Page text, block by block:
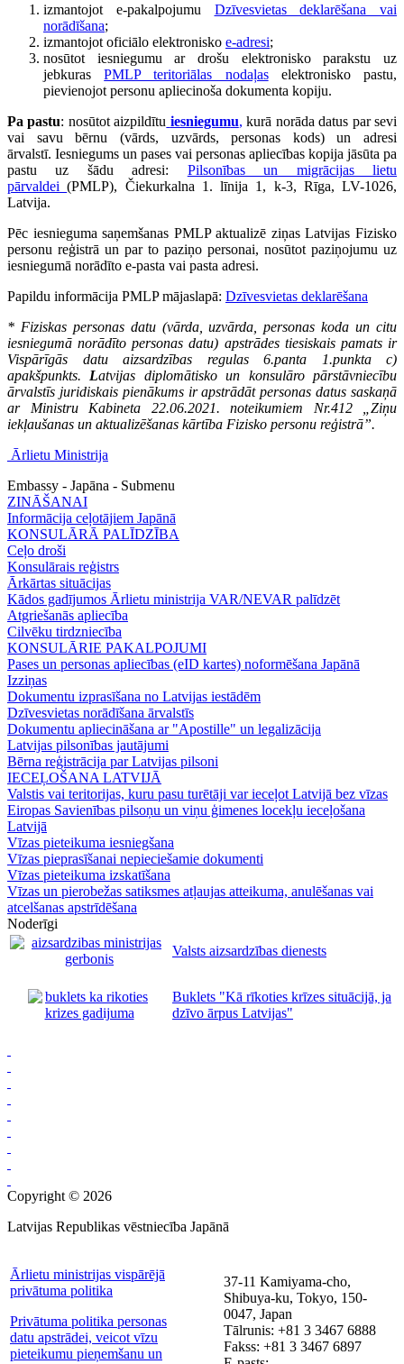
izmantojot e-pakalpojumu Dzīvesvietas deklarēšana vai
norādīšana;
izmantojot oficiālo elektronisko e-adresi;
nosūtot iesniegumu ar drošu elektronisko parakstu uz
jebkurasPMLP teritoriālas nodaļaselektronisko pastu,
pievienojot personu apliecinoša dokumenta kopiju.
Pa pastu: nosūtot aizpildītu iesniegumu, kurā norāda datus par sevi
vai savu bērnu (vārds, uzvārds, personas kods) un adresi
ārvalstī. Iesniegums un pases vai personas apliecības kopija jāsūta pa
pastu uz šādu adresi:
Pilsonības un migrācijas lietu
pārvaldei(PMLP), Čiekurkalna 1. līnija 1, k-3, Rīga, LV-1026,
Latvija.
Pēc iesnieguma saņemšanas PMLP aktualizē ziņas Latvijas Fizisko
personu reģistrā un par to paziņo personai, nosūtot paziņojumu uz
iesniegumā norādīto e-pasta vai pasta adresi.
Papildu informācija PMLP mājaslapā: Dzīvesvietas deklarēšana
* Fiziskas personas datu (vārda, uzvārda, personas koda un citu
iesniegumā norādīto personas datu) apstrādes tiesiskais pamats ir
Vispārīgās datu aizsardzības regulas 6.panta 1.punkta c)
apakšpunkts. Latvijas diplomātisko un konsulāro pārstāvniecību
ārvalstīs juridiskais pienākums ir apstrādāt personas datus saskaņā
ar Ministru Kabineta 22.06.2021. noteikumiem Nr.412 „Ziņu
iekļaušanas un aktualizēšanas kārtība Fizisko personu reģistrā”.
Ārlietu Ministrija
Embassy - Japāna - Submenu
ZINĀŠANAI
Informācija ceļotājiem Japānā
KONSULĀRĀ PALĪDZĪBA
Ceļo droši
Konsulārais reģistrs
Ārkārtas situācijas
Kādos gadījumos Ārlietu ministrija VAR/NEVAR palīdzēt
Atgriešanās apliecība
Cilvēku tirdzniecība
KONSULĀRIE PAKALPOJUMI
Pases un personas apliecības (eID kartes) noformēšana Japānā
Izziņas
Dokumentu izprasīšana no Latvijas iestādēm
Dzīvesvietas norādīšana ārvalstīs
Dokumentu apliecināšana ar "Apostille" un legalizācija
Latvijas pilsonības jautājumi
Bērna reģistrācija par Latvijas pilsoni
IECEĻOŠANA LATVIJĀ
Valstis vai teritorijas, kuru pasu turētāji var ieceļot Latvijā bez vīzas
Eiropas Savienības pilsoņu un viņu ģimenes locekļu ieceļošana
Latvijā
Vīzas pieteikuma iesniegšana
Vīzas pieprasīšanai nepieciešamie dokumenti
Vīzas pieteikuma izskatīšana
Vīzas un pierobežas satiksmes atļaujas atteikuma, anulēšanas vai
atcelšanas apstrīdēšana
Noderīgi
Valsts aizsardzības dienests
Buklets "Kā rīkoties krīzes situācijā, ja
dzīvo ārpus Latvijas"
Copyright © 2026
Latvijas Republikas vēstniecība Japānā
Ārlietu ministrijas vispārējā
privātuma politika
Privātuma politika personas
datu apstrādei, veicot vīzu
pieteikumu pieņemšanu un
37-11 Kamiyama-cho,
Shibuya-ku, Tokyo, 150-
0047, Japan
Tālrunis: +81 3 3467 6888
Fakss: +81 3 3467 6897